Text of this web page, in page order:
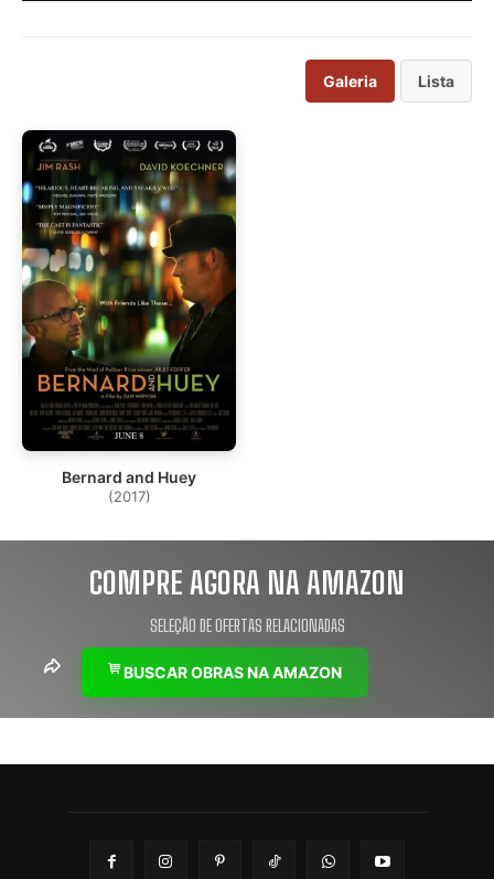
Galeria Lista
Bernard and Huey
(2017)
COMPRE AGORA NA AMAZON
SELEÇÃO DE OFERTAS RELACIONADAS
BUSCAR OBRAS NA AMAZON